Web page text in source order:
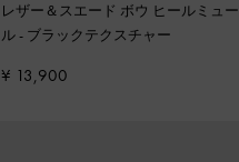
レザー＆スエード ボウ ヒールミュー
ル- ブラックテクスチャー
¥ 13,900